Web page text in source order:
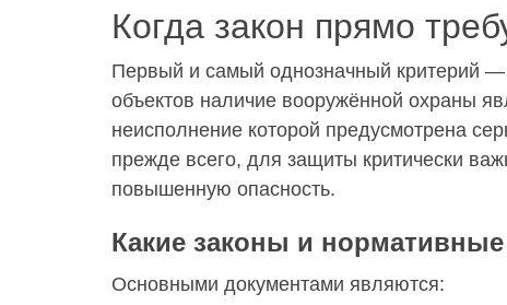
Когда закон прямо
Первый и самый однозначный критерий
объектов наличие вооружённой охраны
неисполнение которой предусмотрена
прежде всего, для защиты критически
повышенную опасность.
Какие законы и
Основными документами являются: